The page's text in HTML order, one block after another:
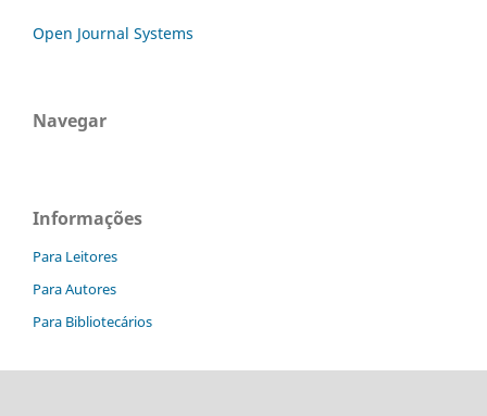
Open Journal Systems
Navegar
Informações
Para Leitores
Para Autores
Para Bibliotecários